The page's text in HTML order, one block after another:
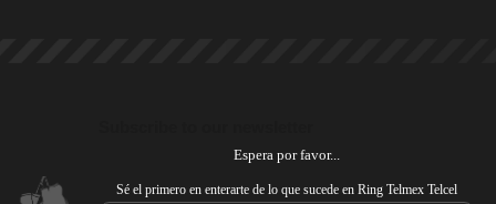
Espera por favor...
Sé el primero en enterarte de lo que sucede en Ring Telmex Telcel